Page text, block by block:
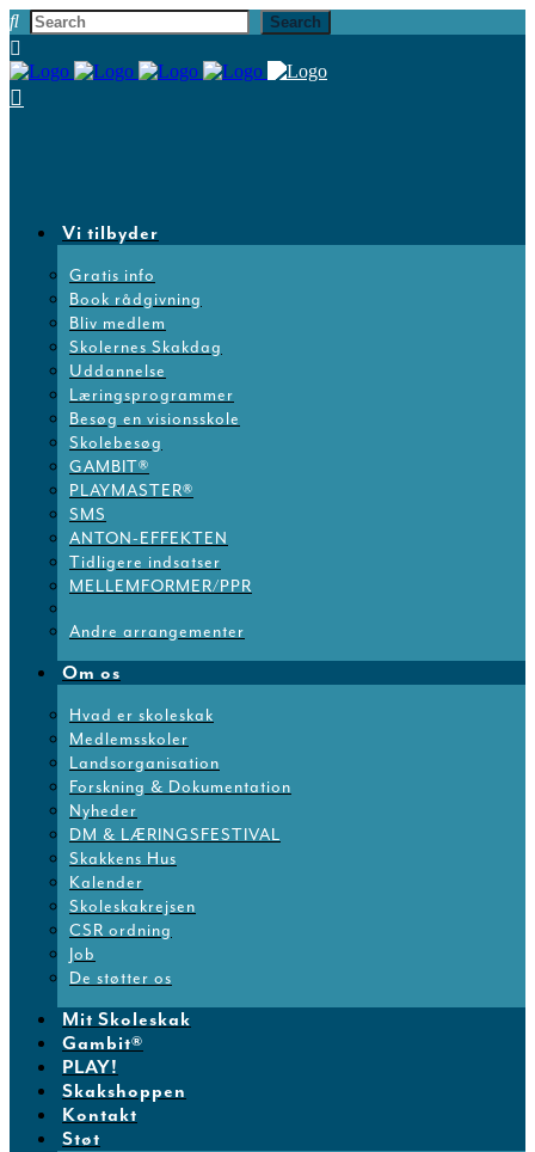
Vi tilbyder
Gratis info
Book rådgivning
Bliv medlem
Skolernes Skakdag
Uddannelse
Læringsprogrammer
Besøg en visionsskole
Skolebesøg
GAMBIT®
PLAYMASTER®
SMS
ANTON-EFFEKTEN
Tidligere indsatser
MELLEMFORMER/PPR
Andre arrangementer
Om os
Hvad er skoleskak
Medlemsskoler
Landsorganisation
Forskning & Dokumentation
Nyheder
DM & LÆRINGSFESTIVAL
Skakkens Hus
Kalender
Skoleskakrejsen
CSR ordning
Job
De støtter os
Mit Skoleskak
Gambit®
PLAY!
Skakshoppen
Kontakt
Støt